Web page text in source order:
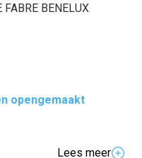
FABRE BENELUX
opengemaakt
Lees meer